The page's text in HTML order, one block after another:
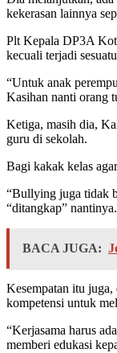
kekerasan lainnya
Plt Kepala DP3A
kecuali terjadi
“Untuk anak
Kasihan nanti orang
Ketiga, masih dia,
guru di sekolah.
Bagi kakak kelas
“Bullying juga tidak
“ditangkap” nantinya.
BACA JUGA:
Kesempatan itu juga,
kompetensi untuk
“Kerjasama harus
memberi edukasi